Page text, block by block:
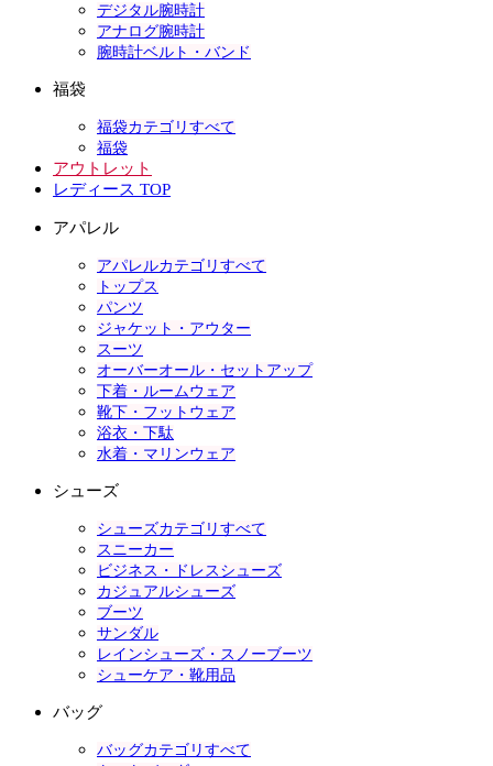
デジタル腕時計
アナログ腕時計
腕時計ベルト・バンド
福袋
福袋カテゴリすべて
福袋
アウトレット
レディース TOP
アパレル
アパレルカテゴリすべて
トップス
パンツ
ジャケット・アウター
スーツ
オーバーオール・セットアップ
下着・ルームウェア
靴下・フットウェア
浴衣・下駄
水着・マリンウェア
シューズ
シューズカテゴリすべて
スニーカー
ビジネス・ドレスシューズ
カジュアルシューズ
ブーツ
サンダル
レインシューズ・スノーブーツ
シューケア・靴用品
バッグ
バッグカテゴリすべて